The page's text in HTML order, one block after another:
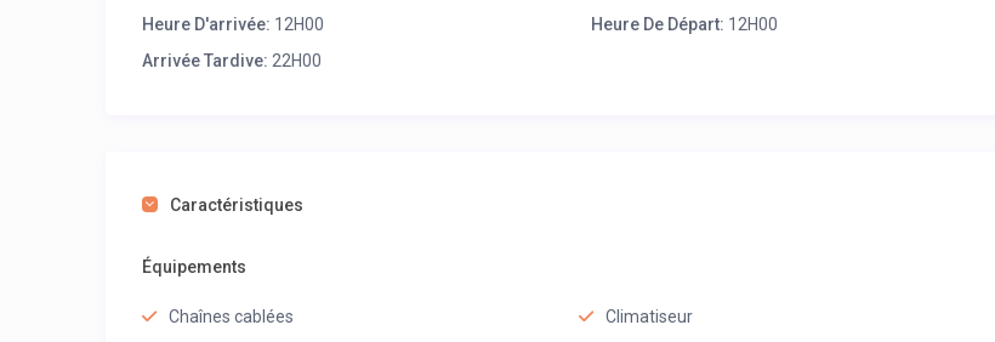
Heure D'arrivée: 12H00 Heure De Départ: 12H00
Arrivée Tardive: 22H00
Caractéristiques
Équipements
Chaînes cablées
Climatiseur